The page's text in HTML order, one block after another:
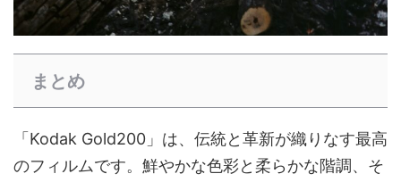
まとめ
「Kodak Gold200」は、伝統と革新が織りなす最高
のフィルムです。鮮やかな色彩と柔らかな階調、そ